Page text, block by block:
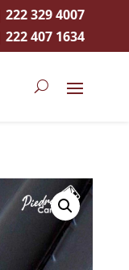
222 329 4007
222 407 1634